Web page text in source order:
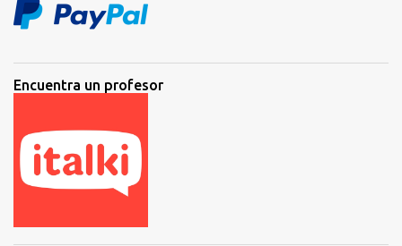
Encuentra un profesor